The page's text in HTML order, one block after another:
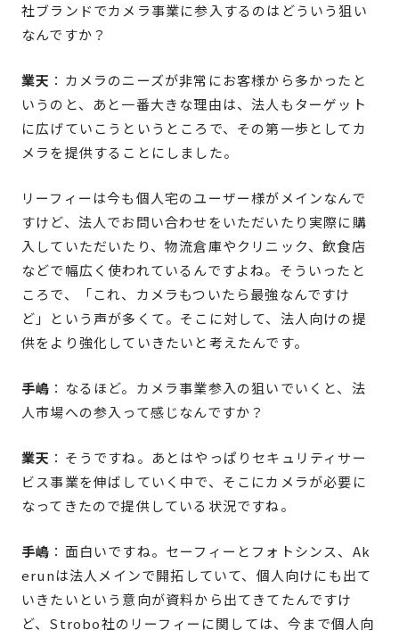
社ブランドでカメラ事業に参入するのはどういう狙い
なんですか？
業天 ：カメラのニーズが非常にお客様から多かったと
いうのと、あと一番大きな理由は、法人もターゲット
に広げていこうというところで、その第一歩としてカ
メラを提供することにしました。
リーフィーは今も個人宅のユーザー様がメインなんで
すけど、法人でお問い合わせをいただいたり実際に購
入していただいたり、物流倉庫やクリニック、飲食店
などで幅広く使われているんですよね。そういったと
ころで、「これ、カメラもついたら最強なんですけ
ど」という声が多くて。そこに対して、法人向けの提
供をより強化していきたいと考えたんです。
手嶋 ：なるほど。カメラ事業参入の狙いでいくと、法
人市場への参入って感じなんですか？
業天 ：そうですね。あとはやっぱりセキュリティサー
ビス事業を伸ばしていく中で、そこにカメラが必要に
なってきたので提供している状況ですね。
手嶋 ：面白いですね。セーフィーとフォトシンス、Ak
erunは法人メインで開拓していて、個人向けにも出て
いきたいという意向が資料から出てきてたんですけ
ど、Strobo社のリーフィーに関しては、今まで個人向